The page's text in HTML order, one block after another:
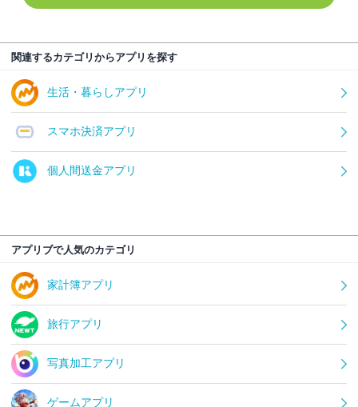
関連するカテゴリからアプリを探す
生活・暮らしアプリ
スマホ決済アプリ
個人間送金アプリ
アプリブで人気のカテゴリ
家計簿アプリ
旅行アプリ
写真加工アプリ
ゲームアプリ